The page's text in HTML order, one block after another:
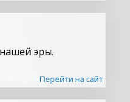
эры.
Перейти на сайт